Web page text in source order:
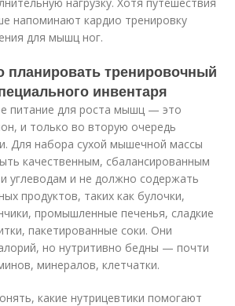
напоминают кардио тренировку
для мышц ног.
планировать тренировочный
инвентаря
питание для роста мышц — это
и только во вторую очередь
Для набора сухой мышечной массы
качественным, сбалансированным
углеводам и не должно содержать
продуктов, таких как булочки,
промышленные печенья, сладкие
пакетированные соки. Они
но нутритивно бедны — почти
минералов, клетчатки.
какие нутрицевтики помогают